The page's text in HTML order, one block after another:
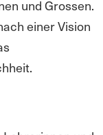
und Grossen.
einer Vision